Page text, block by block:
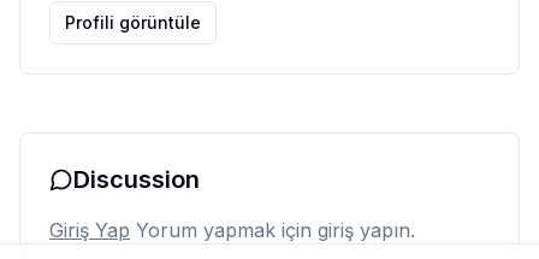
Profili görüntüle
Discussion
Giriş Yap Yorum yapmak için giriş yapın.